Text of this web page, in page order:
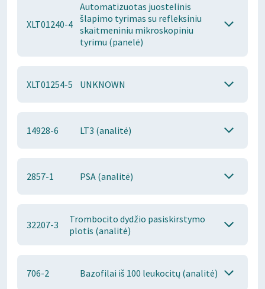
XLT01240-4
Automatizuotas juostelinis
šlapimo tyrimas su refleksiniu
skaitmeniniu mikroskopiniu
tyrimu (panelė)
XLT01254-5 UNKNOWN
14928-6 LT3 (analitė)
2857-1 PSA (analitė)
32207-3
Trombocito dydžio pasiskirstymo
plotis (analitė)
706-2 Bazofilai iš 100 leukocitų (analitė)